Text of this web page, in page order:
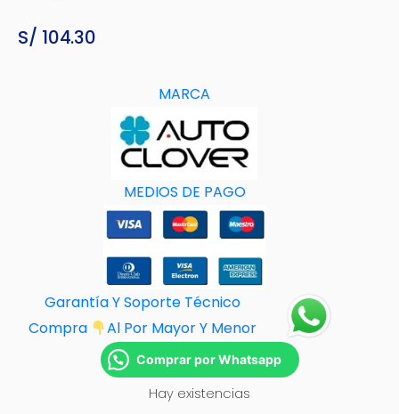
S/ 104.30
MARCA
MEDIOS DE PAGO
Garantía Y Soporte Técnico
Compra
Al Por Mayor Y Menor
Comprar por Whatsapp
Hay existencias